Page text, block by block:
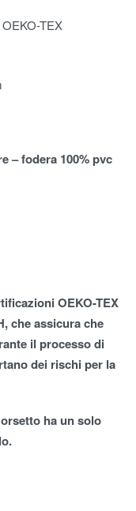
TEX
– fodera 100% pvc
OEKO-TEX
che assicura che
il processo di
dei rischi per la
ha un solo